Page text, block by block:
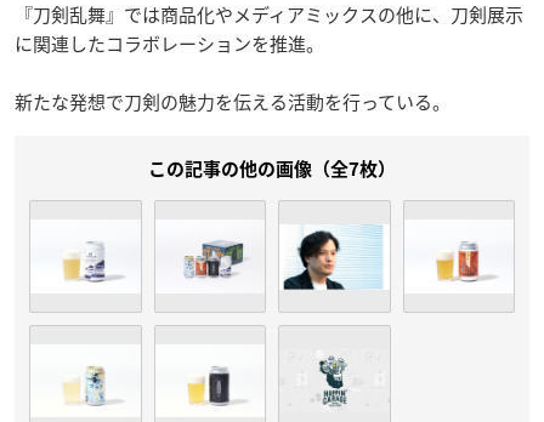
『刀剣乱舞』では商品化やメディアミックスの他に、刀剣展示
に関連したコラボレーションを推進。
新たな発想で刀剣の魅力を伝える活動を行っている。
この記事の他の画像（全7枚）